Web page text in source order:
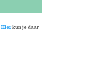
Hierkun je daar